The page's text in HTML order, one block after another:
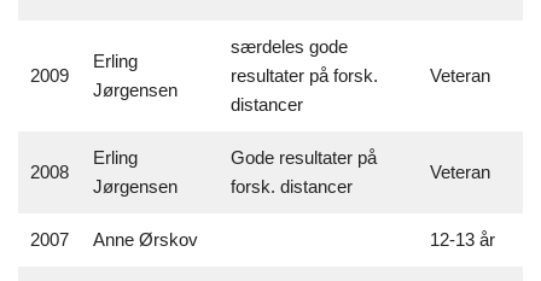
2009
Erling
Jørgensen
særdeles gode
resultater på forsk.
distancer
Veteran
2008
Erling
Jørgensen
Gode resultater på
forsk. distancer
Veteran
2007 Anne Ørskov 12-13 år